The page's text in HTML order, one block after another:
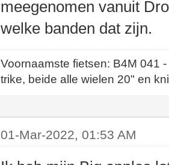
meegenomen vanuit
welke banden dat zijn.
Voornaamste fietsen: B4M
trike, beide alle wielen 20" en
01-Mar-2022, 01:53 AM